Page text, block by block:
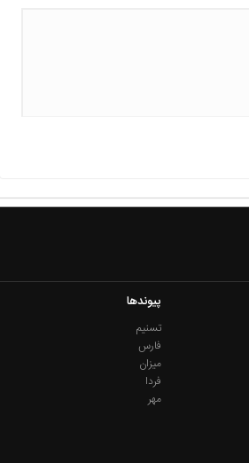
پیوندها
تسنیم
فارس
میزان
فردا
مهر